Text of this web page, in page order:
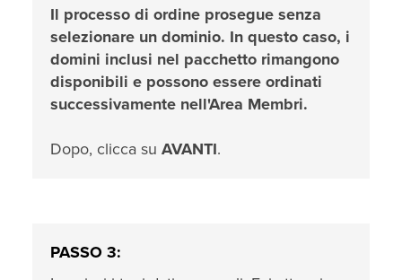
Il processo di ordine prosegue senza
selezionare un dominio. In questo caso, i
domini inclusi nel pacchetto rimangono
disponibili e possono essere ordinati
successivamente nell'Area Membri.
Dopo, clicca su AVANTI.
PASSO 3: